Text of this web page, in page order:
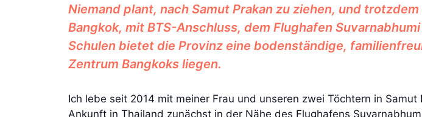
Niemand plant, nach Samut Prakan zu ziehen, und
Bangkok, mit BTS-Anschluss, dem Flughafen
Schulen bietet die Provinz eine bodenständige,
Zentrum Bangkoks liegen.
Ich lebe seit 2014 mit meiner Frau und unseren zwei Töchtern in
Ankunft in Thailand zunächst in der Nähe des Flughafens